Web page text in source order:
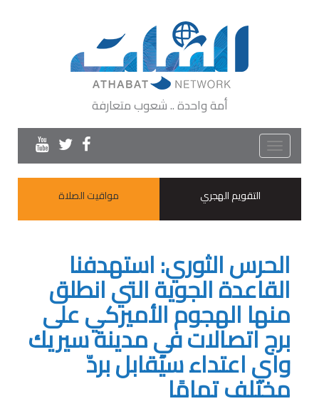
أمة واحدة .. شعوب متعارفة
Toggle
navigation
التقويم الهجري
مواقيت الصلاة
الحرس الثوري: استهدفنا
القاعدة الجوية التي انطلق
منها الهجوم الأميركي على
برج اتصالات في مدينة سيريك
واي اعتداء سيُقابل بردّ
مختلف تمامًا